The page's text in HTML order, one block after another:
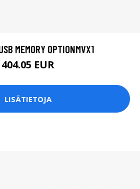
MEMORY OPTIONMVX1
404.05 EUR
LISÄTIETOJA